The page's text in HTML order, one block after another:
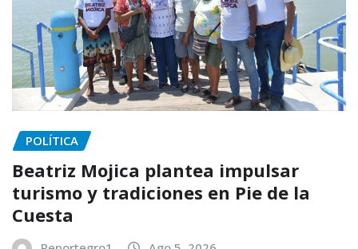
POLÍTICA
Beatriz Mojica plantea impulsar
turismo y tradiciones en Pie de la
Cuesta